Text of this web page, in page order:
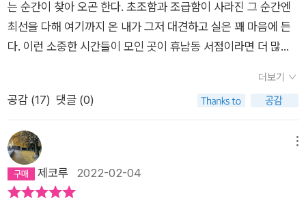
는 순간이 찾아 오곤 한다. 초조함과 조급함이 사라진 그 순간엔
최선을 다해 여기까지 온 내가 그저 대견하고 실은 꽤 마음에 든
다. 이런 소중한 시간들이 모인 곳이 휴남동 서점이라면 더 많은
쉴 휴로 시작하는 이름이어야 했던 서점. 그렇게 휴남동 서점이
되고 영주는 서점에 앉아 삶의 무게를 다시 한 번 느꼈고 다시 그
책이지 않을까? 서로를 이해하지 못해 아프게 한 시간들이 있었
다면 그때 다하지 못한 말들을 대신해줄 수 있을 것 같은 책입니
다. 오늘 무엇을 위해 똑같은 일을 시작하고 있는지 묻고 있다면
더보기
공감 (17) 댓글 (0)
제코루 2022-02-04